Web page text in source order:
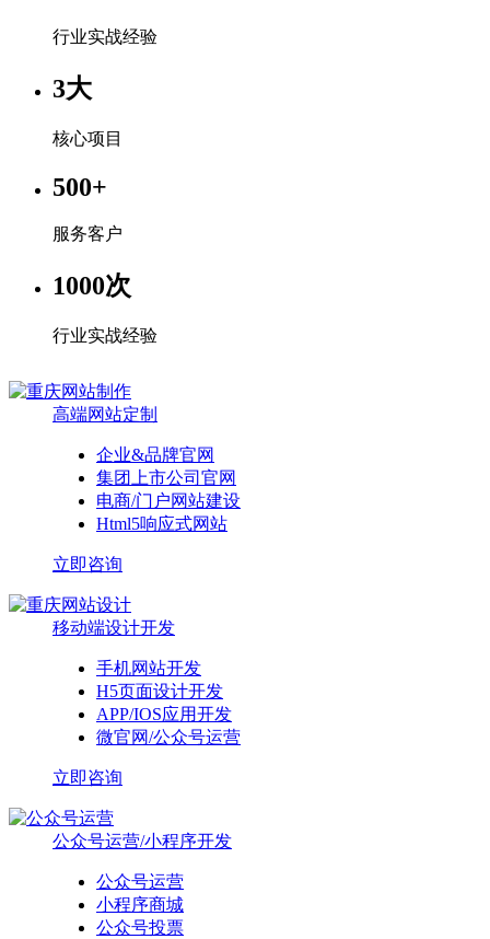
行业实战经验
3大
核心项目
500+
服务客户
1000次
行业实战经验
高端网站定制
企业&品牌官网
集团上市公司官网
电商/门户网站建设
Html5响应式网站
立即咨询
移动端设计开发
手机网站开发
H5页面设计开发
APP/IOS应用开发
微官网/公众号运营
立即咨询
公众号运营/小程序开发
公众号运营
小程序商城
公众号投票